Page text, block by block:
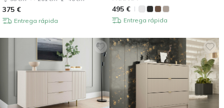
375 €
Entrega rápida
495 €
Entrega rápida